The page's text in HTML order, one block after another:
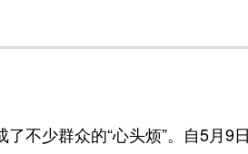
少群众的“心头烦”。自5月9